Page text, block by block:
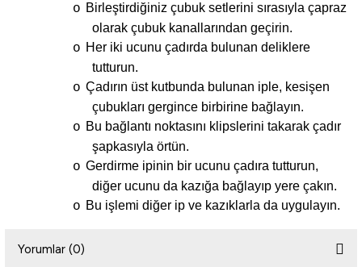
o Birleştirdiğiniz çubuk setlerini sırasıyla çapraz
olarak çubuk kanallarından geçirin.
o Her iki ucunu çadırda bulunan deliklere
tutturun.
o Çadırın üst kutbunda bulunan iple, kesişen
çubukları gergince birbirine bağlayın.
o Bu bağlantı noktasını klipslerini takarak çadır
şapkasıyla örtün.
o Gerdirme ipinin bir ucunu çadıra tutturun,
diğer ucunu da kazığa bağlayıp yere çakın.
o Bu işlemi diğer ip ve kazıklarla da uygulayın.
Yorumlar (0)